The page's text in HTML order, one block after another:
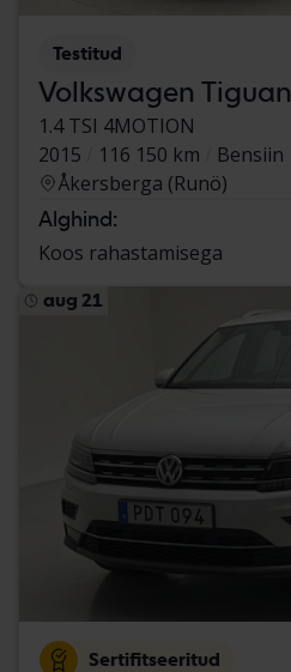
Testitud
Volkswagen Tiguan
1.4 TSI 4MOTION
2015
116 150 km
Bensiin
Åkersberga (Runö)
Alghind:
Koos rahastamisega
aug 21
Sertifitseeritud